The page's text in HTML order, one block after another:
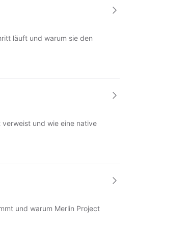
läuft und warum sie den
und wie eine native
und warum Merlin Project